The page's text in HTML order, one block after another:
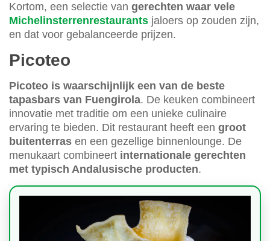
Kortom, een selectie van gerechten waar vele
Michelinsterrenrestaurants jaloers op zouden zijn,
en dat voor gebalanceerde prijzen.
Picoteo
Picoteo is waarschijnlijk een van de beste
tapasbars van Fuengirola. De keuken combineert
innovatie met traditie om een unieke culinaire
ervaring te bieden. Dit restaurant heeft een groot
buitenterras en een gezellige binnenlounge. De
menukaart combineert internationale gerechten
met typisch Andalusische producten.